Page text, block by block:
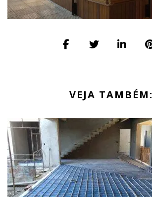
VEJA TAMBÉM: